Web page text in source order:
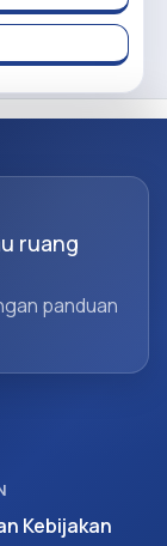
ruang
panduan
Kebijakan